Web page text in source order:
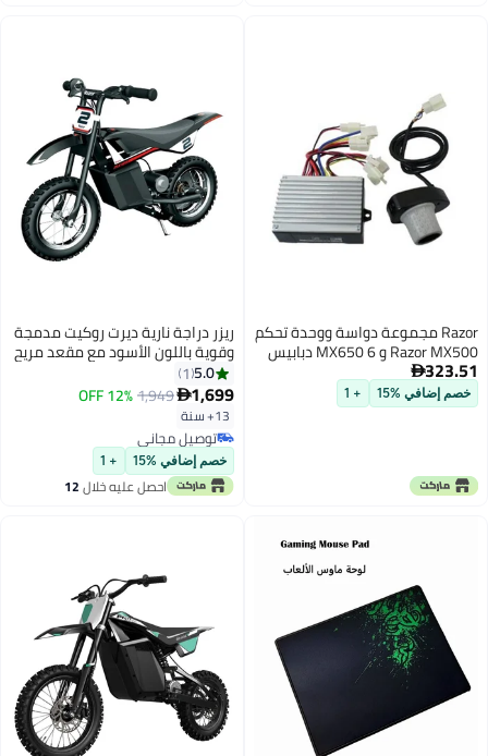
Razor مجموعة دواسة ووحدة تحكم
Razor MX500 و MX650 6 دبابيس
323.51
خصم إضافي %15 + 1
ريزر دراجة نارية ديرت روكيت مدمجة
وقوية باللون الأسود مع مقعد مريح
5.0
1
1,699
1,949
12% OFF
13+ سنة
توصيل مجاني
توصيل مجاني
خصم إضافي %15 + 1
احصل عليه خلال12